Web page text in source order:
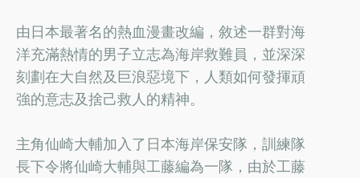
由日本最著名的熱血漫畫改編，敘述一群對海
洋充滿熱情的男子立志為海岸救難員，並深深
刻劃在大自然及巨浪惡境下，人類如何發揮頑
強的意志及捨己救人的精神。
主角仙崎大輔加入了日本海岸保安隊，訓練隊
長下令將仙崎大輔與工藤編為一隊，由於工藤